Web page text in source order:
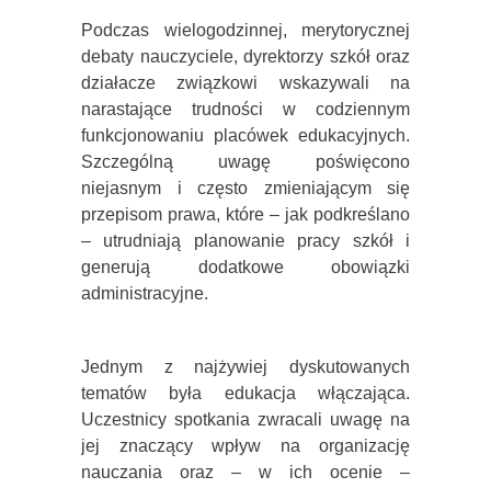
Podczas wielogodzinnej, merytorycznej
debaty nauczyciele, dyrektorzy szkół oraz
działacze związkowi wskazywali na
narastające trudności w codziennym
funkcjonowaniu placówek edukacyjnych.
Szczególną uwagę poświęcono
niejasnym i często zmieniającym się
przepisom prawa, które – jak podkreślano
– utrudniają planowanie pracy szkół i
generują dodatkowe obowiązki
administracyjne.
Jednym z najżywiej dyskutowanych
tematów była edukacja włączająca.
Uczestnicy spotkania zwracali uwagę na
jej znaczący wpływ na organizację
nauczania oraz – w ich ocenie –